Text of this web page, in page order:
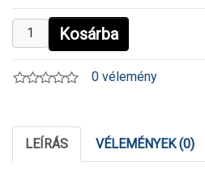
Kosárba
0 vélemény
LEÍRÁS VÉLEMÉNYEK (0)